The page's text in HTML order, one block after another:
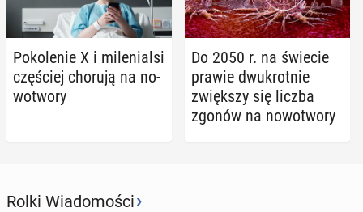
Po­ko­le­nie X i mi­le­nial­si
czę­ściej chorują na no­
wo­two­ry
Do 2050 r. na świecie
prawie dwu­krot­nie
zwięk­szy się liczba
zgonów na no­wo­two­ry
Rolki Wiadomości›